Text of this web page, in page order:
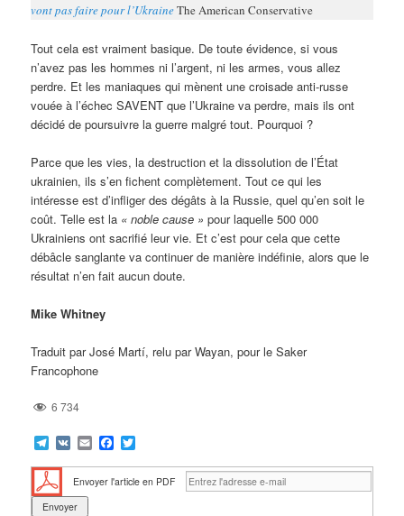
vont pas faire pour l’UkraineThe American Conservative
Tout cela est vraiment basique. De toute évidence, si vous
n’avez pas les hommes ni l’argent, ni les armes, vous allez
perdre. Et les maniaques qui mènent une croisade anti-russe
vouée à l’échec SAVENT que l’Ukraine va perdre, mais ils ont
décidé de poursuivre la guerre malgré tout. Pourquoi ?
Parce que les vies, la destruction et la dissolution de l’État
ukrainien, ils s’en fichent complètement. Tout ce qui les
intéresse est d’infliger des dégâts à la Russie, quel qu’en soit le
coût. Telle est la « noble cause » pour laquelle 500 000
Ukrainiens ont sacrifié leur vie. Et c’est pour cela que cette
débâcle sanglante va continuer de manière indéfinie, alors que le
résultat n’en fait aucun doute.
Mike Whitney
Traduit par José Martí, relu par Wayan, pour le Saker
Francophone
6 734
Telegram
VK EmailFacebook
Envoyer l'article en PDF